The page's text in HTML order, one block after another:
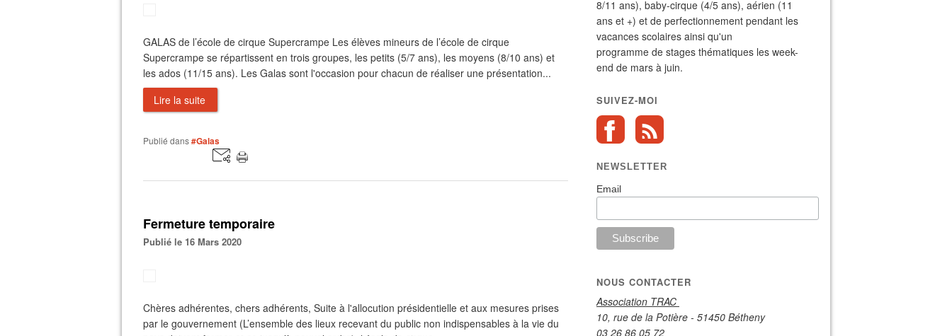
GALAS de l’école de cirque Supercrampe Les élèves mineurs de l’école de cirque
Supercrampe se répartissent en trois groupes, les petits (5/7 ans), les moyens (8/10 ans) et
les ados (11/15 ans). Les Galas sont l'occasion pour chacun de réaliser une présentation...
Lire la suite
Publié dans#Galas
Fermeture temporaire
Publié le 16 Mars 2020
Chères adhérentes, chers adhérents, Suite à l'allocution présidentielle et aux mesures prises
par le gouvernement (L’ensemble des lieux recevant du public non indispensables à la vie du
8/11 ans), baby-cirque (4/5 ans), aérien (11
ans et +) et de perfectionnement pendant les
vacances scolaires ainsi qu'un
programme de stages thématiques les week-
end de mars à juin.
SUIVEZ-MOI
NEWSLETTER
Email
NOUS CONTACTER
Association TRAC
10, rue de la Potière - 51450 Bétheny
03 26 86 05 72